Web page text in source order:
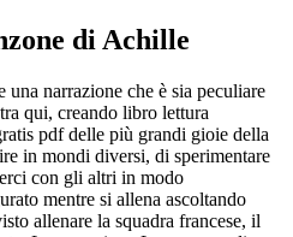
di Achille
una narrazione che è sia peculiare
qui, creando libro lettura
pdf delle più grandi gioie della
in mondi diversi, di sperimentare
con gli altri in modo
mentre si allena ascoltando
allenare la squadra francese, il